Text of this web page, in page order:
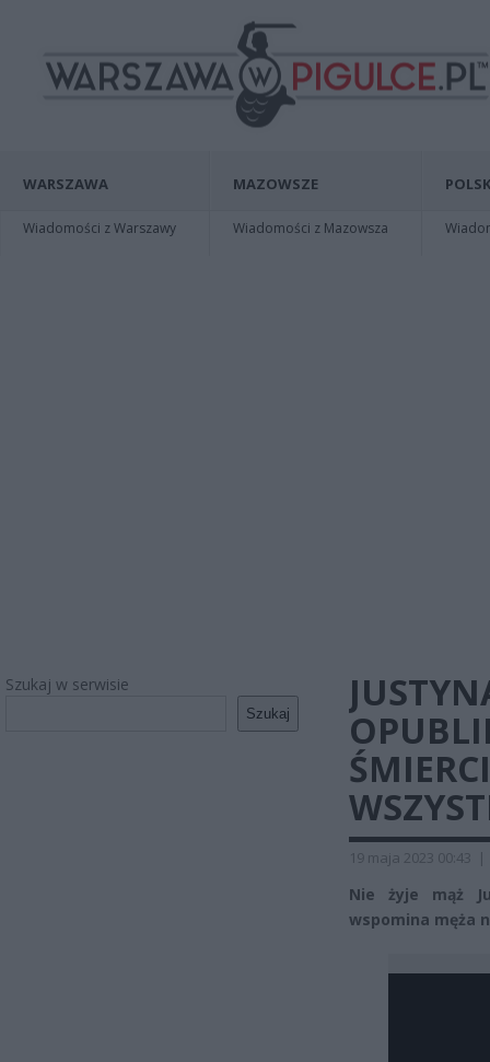
WARSZAWA
Wiadomości z Warszawy
MAZOWSZE
Wiadomości z Mazowsza
Szukaj w serwisie
Szukaj
19 maja 2023 00:43 |
Nie żyje mąż
wspomina męża